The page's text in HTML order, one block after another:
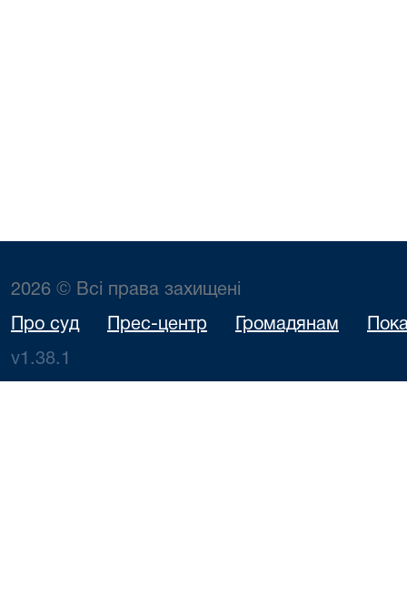
2026 © Всі права захищені
Про суд Прес-центр Громадянам
v1.38.1